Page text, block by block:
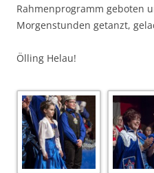
Rahmenprogramm geboten
Morgenstunden getanzt,
Ölling Helau!